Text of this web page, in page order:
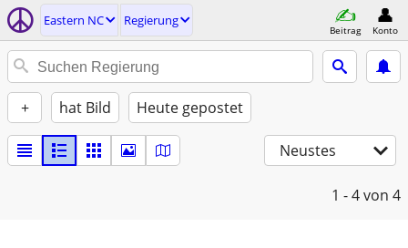
Eastern NC Regierung
Beitrag Konto
+ hat Bild Heute gepostet
Neustes
1 - 4von 4